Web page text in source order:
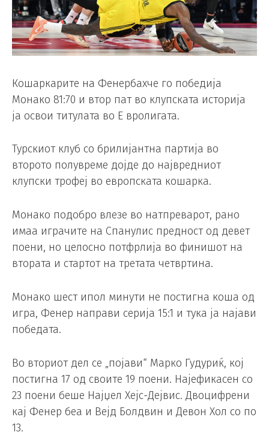
Кошаркарите на Фенербахче го победија
Монако 81:70 и втор пат во клупската историја
ја освои титулата во Е вролигата.
Турскиот клуб со брилијантна партија во
второто полувреме дојде до највредниот
клупски трофеј во европската кошарка.
Монако подобро влезе во натпреварот, рано
имаа играчите на Спанулис предност од девет
поени, но целосно потфрлија во финишот на
втората и стартот на третата четвртина.
Монако шест ипол минути не постигна коша од
игра, Фенер направи серија 15:1 и тука ја најави
победата.
Во вториот дел се „појави“ Марко Гудуриќ, кој
постигна 17 од своите 19 поени. Најефикасен со
23 поени беше Најџел Хејс-Дејвис. Двоцифрени
кај Фенер беа и Вејд Болдвин и Девон Хол со по
13.